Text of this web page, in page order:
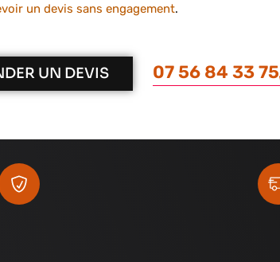
un devis sans engagement.
UN DEVIS 07 56 84 33 75